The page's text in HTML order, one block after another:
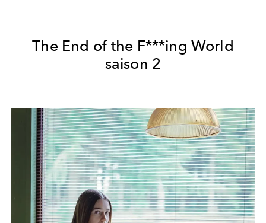
The End of the F***ing World
saison 2